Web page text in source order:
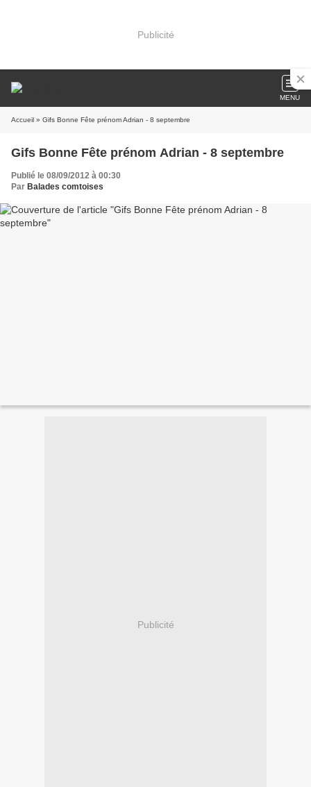
Publicité
MENU
Accueil » Gifs Bonne Fête prénom Adrian - 8 septembre
Gifs Bonne Fête prénom Adrian - 8 septembre
Publié le 08/09/2012 à 00:30
Par Balades comtoises
Publicité